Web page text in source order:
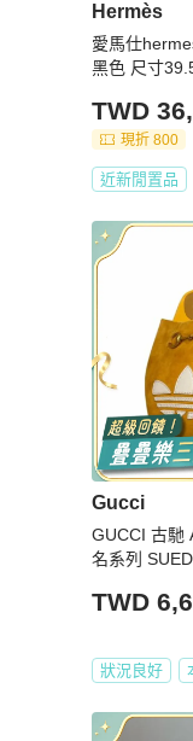
Hermès
愛馬仕
黑色 尺寸
TWD
現折 800
近新閒置品
Gucci
GUCCI 古馳
名系列
TWD
狀況良好